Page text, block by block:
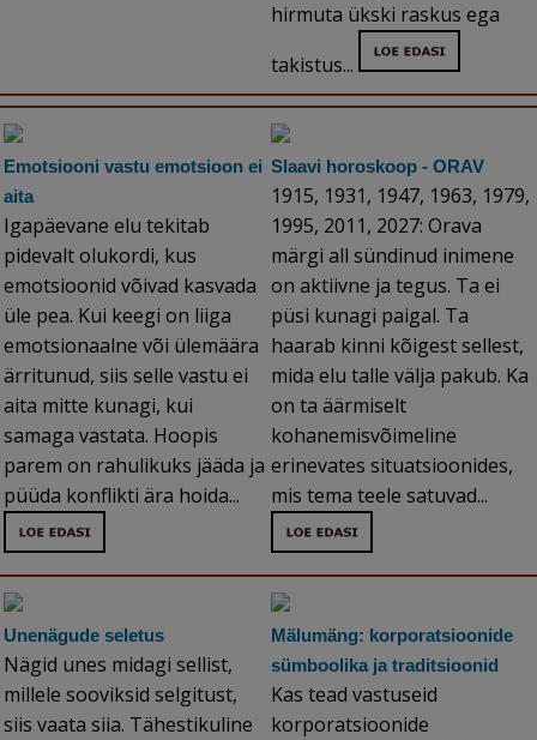
hirmuta ükski raskus ega
takistus...
Emotsiooni vastu emotsioon ei
aita
Igapäevane elu tekitab
pidevalt olukordi, kus
emotsioonid võivad kasvada
üle pea. Kui keegi on liiga
emotsionaalne või ülemäära
ärritunud, siis selle vastu ei
aita mitte kunagi, kui
samaga vastata. Hoopis
parem on rahulikuks jääda ja
püüda konflikti ära hoida...
Slaavi horoskoop - ORAV
1915, 1931, 1947, 1963, 1979,
1995, 2011, 2027: Orava
märgi all sündinud inimene
on aktiivne ja tegus. Ta ei
püsi kunagi paigal. Ta
haarab kinni kõigest sellest,
mida elu talle välja pakub. Ka
on ta äärmiselt
kohanemisvõimeline
erinevates situatsioonides,
mis tema teele satuvad...
Unenägude seletus
Nägid unes midagi sellist,
millele sooviksid selgitust,
siis vaata siia. Tähestikuline
Mälumäng: korporatsioonide
sümboolika ja traditsioonid
Kas tead vastuseid
korporatsioonide